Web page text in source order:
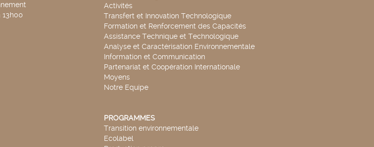
Activités
Transfert et Innovation Technologique
Formation et Renforcement des Capacités
Assistance Technique et Technologique
Analyse et Caractérisation Environnementale
Information et Communication
Partenariat et Coopération Internationale
Moyens
Notre Equipe
PROGRAMMES
Transition environnementale
Ecolabel